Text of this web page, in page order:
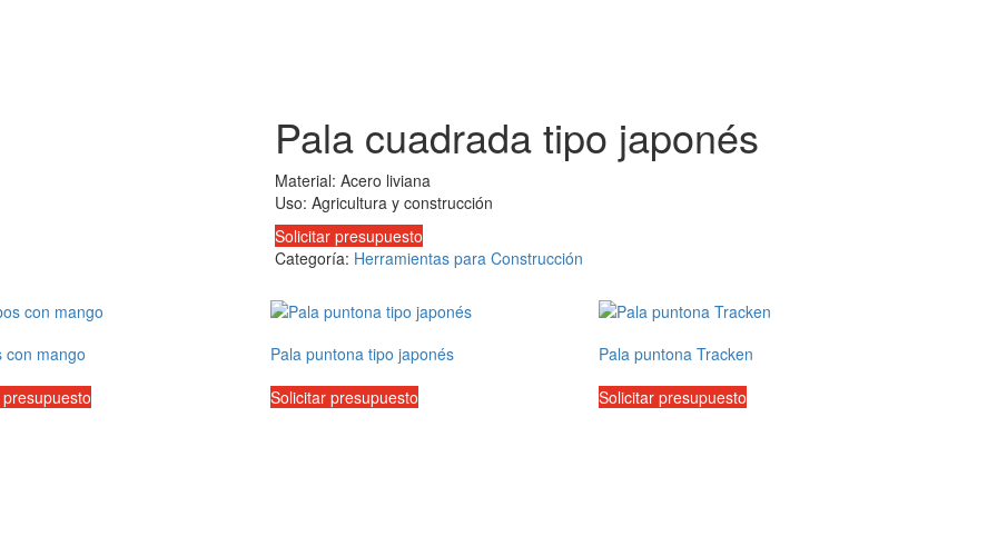
Pala cuadrada tipo japonés
Material: Acero liviana
Uso: Agricultura y construcción
Solicitar presupuesto
Categoría: Herramientas para Construcción
con mango
Pala puntona tipo japonés
Solicitar presupuesto
Pala puntona Tracken
Solicitar presupuesto